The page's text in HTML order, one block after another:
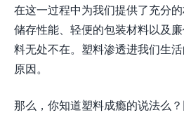
在这一过程中为我们提供了充分
储存性能、轻便的包装材料以及
料无处不在。塑料渗透进我们生
原因。
那么，你知道塑料成瘾的说法么